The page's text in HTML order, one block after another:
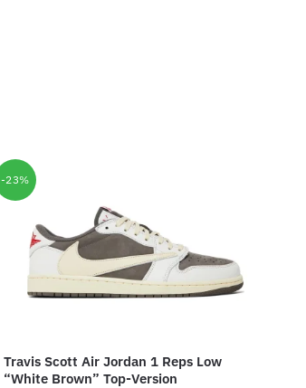
-23%
Travis Scott Air Jordan 1 Reps Low
“White Brown” Top-Version